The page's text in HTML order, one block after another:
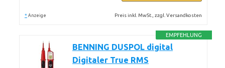
* Anzeige Preis inkl. MwSt., zzgl. Versandkosten
EMPFEHLUNG
BENNING DUSPOL digital
Digitaler True RMS